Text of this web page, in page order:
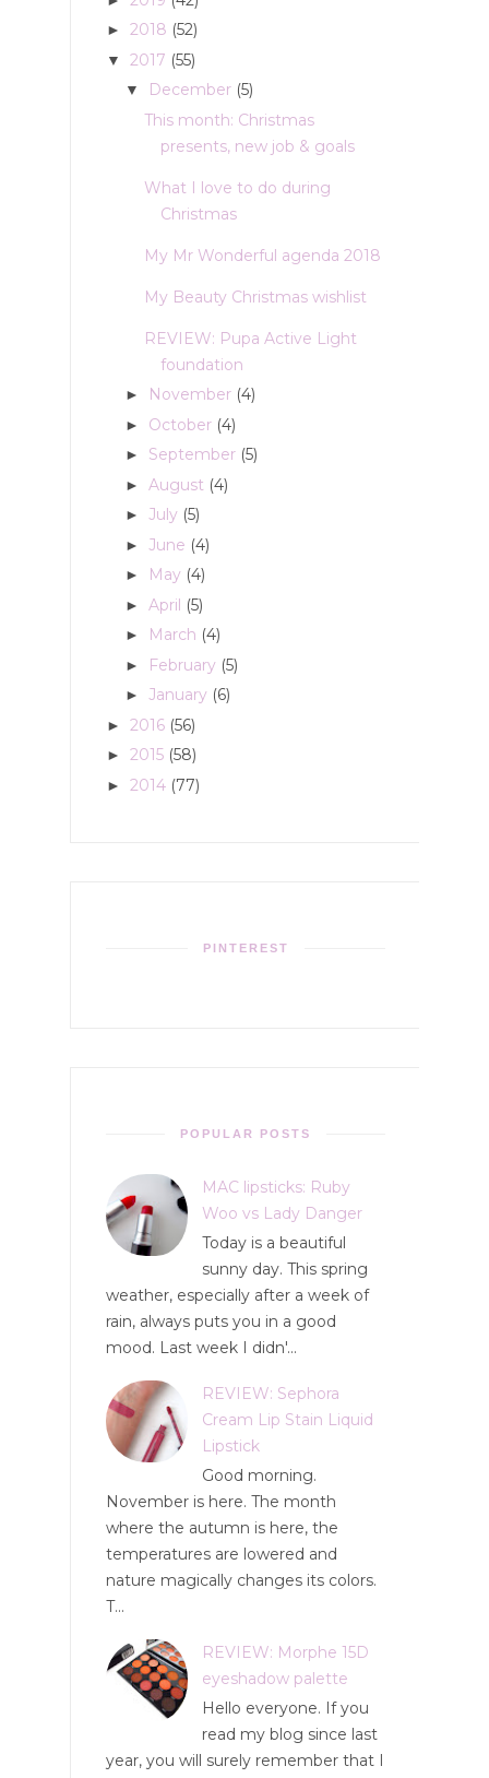
► 2018 (52)
▼ 2017 (55)
▼ December (5)
This month: Christmas
presents, new job & goals
What I love to do during
Christmas
My Mr Wonderful agenda 2018
My Beauty Christmas wishlist
REVIEW: Pupa Active Light
foundation
► November (4)
► October (4)
► September (5)
► August (4)
► July (5)
► June (4)
► May (4)
► April (5)
► March (4)
► February (5)
► January (6)
► 2016 (56)
► 2015 (58)
► 2014 (77)
PINTEREST
POPULAR POSTS
MAC lipsticks: Ruby
Woo vs Lady Danger
Today is a beautiful
sunny day. This spring
weather, especially after a week of
rain, always puts you in a good
mood. Last week I didn'...
REVIEW: Sephora
Cream Lip Stain Liquid
Lipstick
Good morning.
November is here. The month
where the autumn is here, the
temperatures are lowered and
nature magically changes its colors.
T...
REVIEW: Morphe 15D
eyeshadow palette
Hello everyone. If you
read my blog since last
year, you will surely remember that I